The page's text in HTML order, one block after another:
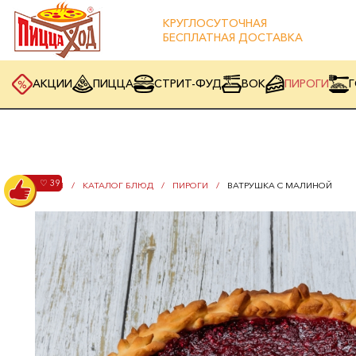
КРУГЛОСУТОЧНАЯ
БЕСПЛАТНАЯ ДОСТАВКА
АКЦИИ ПИЦЦА СТРИТ-ФУД ВОК ПИРОГИ
По всему меню
ГЛАВНАЯ КАТАЛОГ БЛЮД ПИРОГИ ВАТРУШКА С МАЛИНОЙ
♡ 39